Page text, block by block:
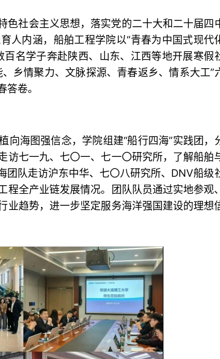
色社会主义思想，落实党的二十大和二十届四
人内涵，船舶工程学院以“青春为中国式现代
名学子奔赴陕西、山东、江西等地开展寒假
乡情聚力、文脉探源、青春返乡、情系大工”
卷。
向海图强信念，学院组建“船行四海”实践团，
访七一九、七〇一、七一〇研究所，了解船舶
团队走访沪东中华、七〇八研究所、DNV船级
全产业链发展情况。团队队员通过实地参观、
业趋势，进一步坚定服务海洋强国建设的理想